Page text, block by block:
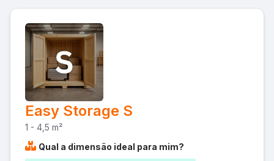
Easy Storage S
1 - 4,5 m²
Qual a dimensão ideal para mim?